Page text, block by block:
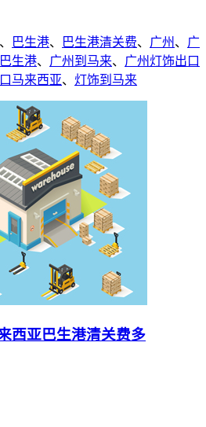
、 巴生港、 巴生港清关费、 广州 、 广
生港、 广州到马来、 广州灯饰出口
马来西亚、 灯饰到马来
西亚巴生港清关费多